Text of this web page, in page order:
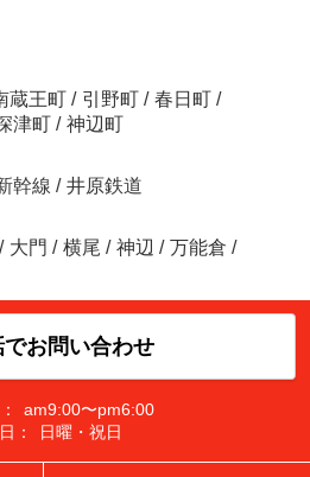
蔵王町 / 引野町 / 春日町 /
津町 / 神辺町
幹線 / 井原鉄道
/ 大門 / 横尾 / 神辺 / 万能倉 /
でお問い合わせ
am9:00〜pm6:00
：
日曜・祝日